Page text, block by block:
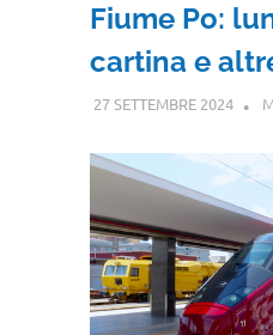
Fiume Po:
cartina e
27 SETTEMBRE 2024